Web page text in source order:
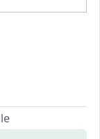
tout équipé.